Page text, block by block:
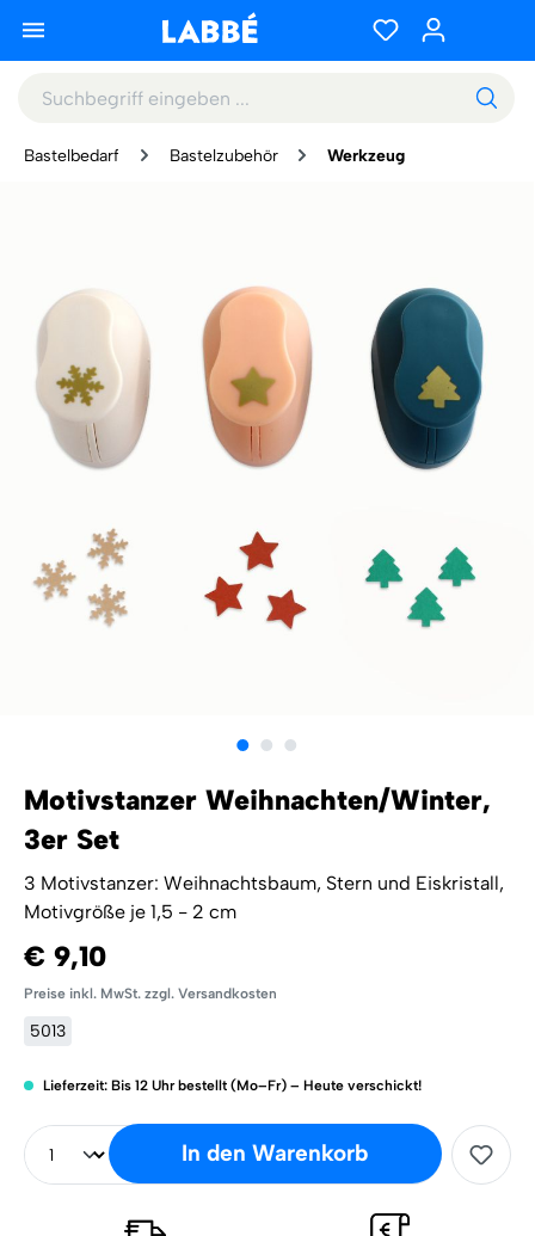
Bastelbedarf Bastelzubehör Werkzeug
Motivstanzer Weihnachten/Winter,
3er Set
3 Motivstanzer: Weihnachtsbaum, Stern und Eiskristall,
Motivgröße je 1,5 - 2 cm
€ 9,10
Preise inkl. MwSt. zzgl. Versandkosten
5013
Lieferzeit: Bis 12 Uhr bestellt (Mo–Fr) – Heute verschickt!
In den Warenkorb